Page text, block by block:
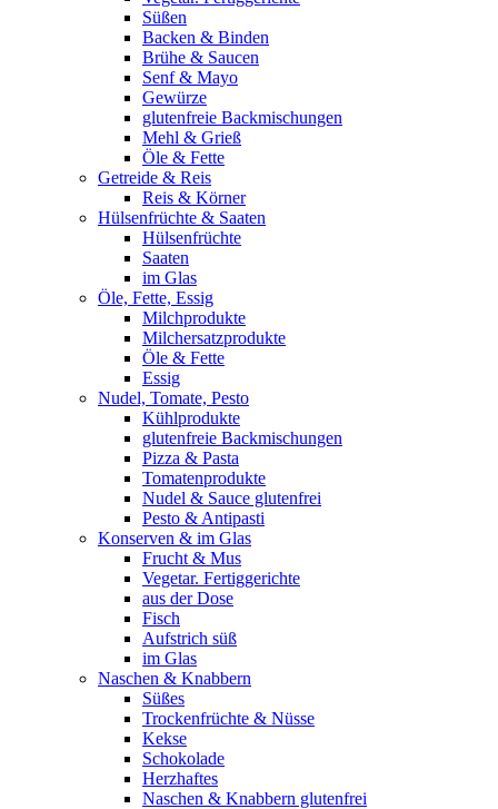
Süßen
Backen & Binden
Brühe & Saucen
Senf & Mayo
Gewürze
glutenfreie Backmischungen
Mehl & Grieß
Öle & Fette
Getreide & Reis
Reis & Körner
Hülsenfrüchte & Saaten
Hülsenfrüchte
Saaten
im Glas
Öle, Fette, Essig
Milchprodukte
Milchersatzprodukte
Öle & Fette
Essig
Nudel, Tomate, Pesto
Kühlprodukte
glutenfreie Backmischungen
Pizza & Pasta
Tomatenprodukte
Nudel & Sauce glutenfrei
Pesto & Antipasti
Konserven & im Glas
Frucht & Mus
Vegetar. Fertiggerichte
aus der Dose
Fisch
Aufstrich süß
im Glas
Naschen & Knabbern
Süßes
Trockenfrüchte & Nüsse
Kekse
Schokolade
Herzhaftes
Naschen & Knabbern glutenfrei